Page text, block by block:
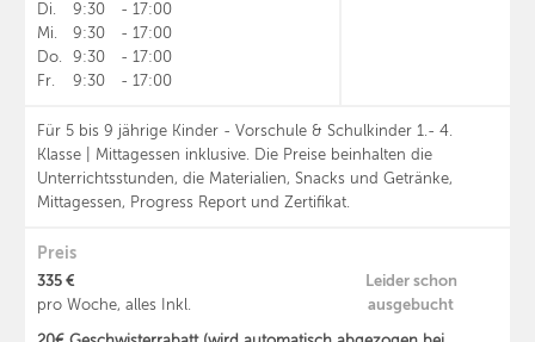
Di.
9:30 - 17:00
Mi.
9:30 - 17:00
Do.
9:30 - 17:00
Fr.
9:30 - 17:00
Für 5 bis 9 jährige Kinder - Vorschule & Schulkinder 1.- 4.
Klasse | Mittagessen inklusive. Die Preise beinhalten die
Unterrichtsstunden, die Materialien, Snacks und Getränke,
Mittagessen, Progress Report und Zertifikat.
Preis
335 €
pro Woche, alles Inkl.
Leider schon
ausgebucht